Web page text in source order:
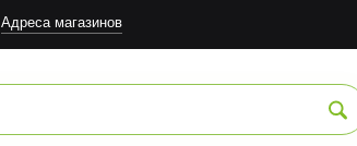
Адреса магазинов